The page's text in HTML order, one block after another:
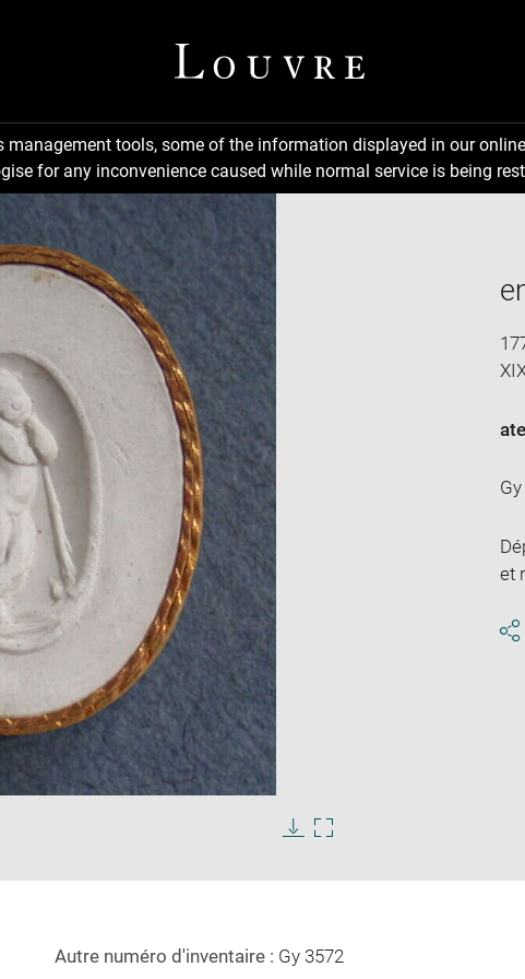
management tools, some of the information displayed in our
for any inconvenience caused while normal service is being
et
Autre numéro d'inventaire : Gy 3572